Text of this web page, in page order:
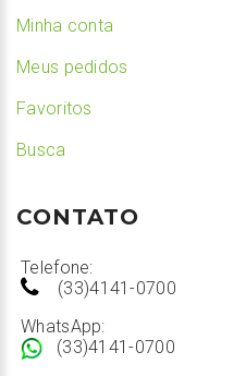
Minha conta
Meus pedidos
Favoritos
Busca
CONTATO
Telefone:
(33)4141-0700
WhatsApp:
(33)4141-0700